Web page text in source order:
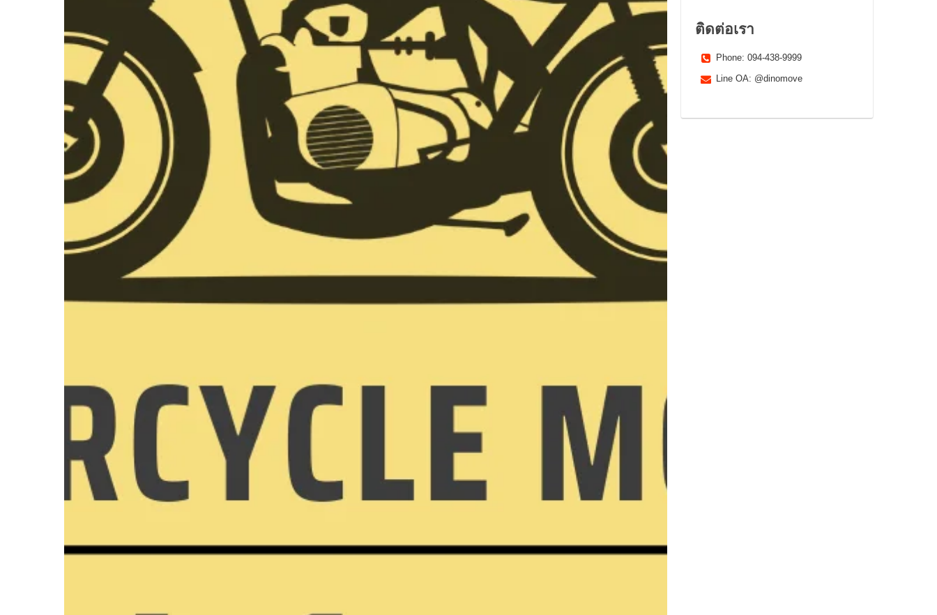
ติดต่อเรา
Phone: 094-438-9999
Line OA: @dinomove